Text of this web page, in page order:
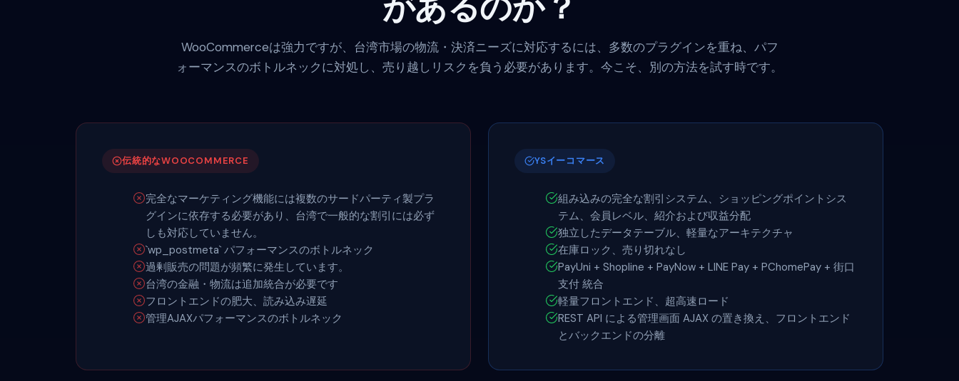
WooCommerceは強力ですが、台湾市場の物流・決済ニーズに対応するには、多数のプラグインを重ね、パフ
ォーマンスのボトルネックに対処し、売り越しリスクを負う必要があります。今こそ、別の方法を試す時です。
伝統的なWOOCOMMERCE
完全なマーケティング機能には複数のサードパーティ製プラ
グインに依存する必要があり、台湾で一般的な割引には必ず
しも対応していません。
`wp_postmeta` パフォーマンスのボトルネック
過剰販売の問題が頻繁に発生しています。
台湾の金融・物流は追加統合が必要です
フロントエンドの肥大、読み込み遅延
管理AJAXパフォーマンスのボトルネック
YSイーコマース
組み込みの完全な割引システム、ショッピングポイントシス
テム、会員レベル、紹介および収益分配
独立したデータテーブル、軽量なアーキテクチャ
在庫ロック、売り切れなし
PayUni + Shopline + PayNow + LINE Pay + PChomePay + 街口
支付 統合
軽量フロントエンド、超高速ロード
REST API による管理画面 AJAX の置き換え、フロントエンド
とバックエンドの分離